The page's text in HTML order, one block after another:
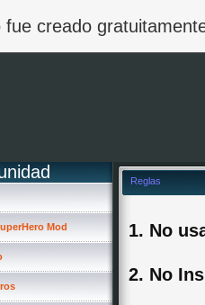
Mod
Reglas
1. No
2. No
fue creado